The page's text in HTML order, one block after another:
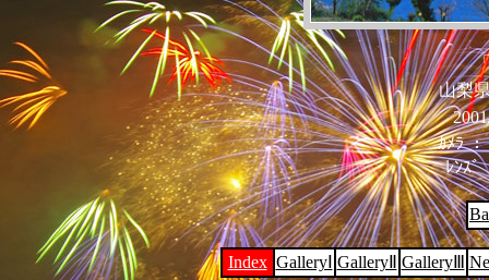
山梨
ｶﾒﾗ ：
ﾚﾝｽﾞ
Index GalleryⅠ GalleryⅡ GalleryⅢ